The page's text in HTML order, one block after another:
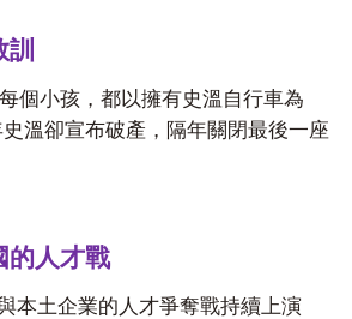
個小孩，都以擁有史溫自行車為
溫卻宣布破產，隔年關閉最後一座
的人才戰
本土企業的人才爭奪戰持續上演